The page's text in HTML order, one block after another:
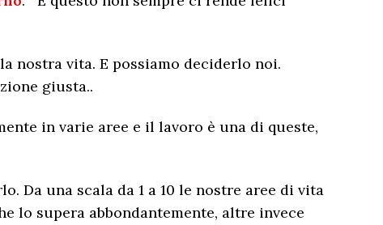
nostra vita. E possiamo deciderlo noi.
giusta..
in varie aree e il lavoro è una di queste,
Da una scala da 1 a 10 le nostre aree di vita
lo supera abbondantemente, altre invece